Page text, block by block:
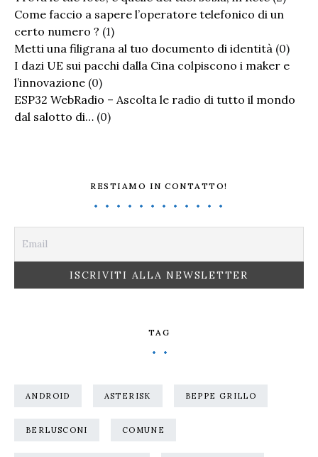
Come faccio a sapere l’operatore telefonico di un
certo numero ? (1)
Metti una filigrana al tuo documento di identità (0)
I dazi UE sui pacchi dalla Cina colpiscono i maker e
l’innovazione (0)
ESP32 WebRadio – Ascolta le radio di tutto il mondo
dal salotto di… (0)
RESTIAMO IN CONTATTO!
TAG
ANDROID ASTERISK BEPPE GRILLO
BERLUSCONI COMUNE